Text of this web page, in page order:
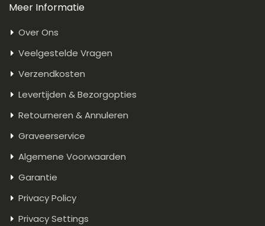
Meer Informatie
Over Ons
Veelgestelde Vragen
Verzendkosten
Levertijden & Bezorgopties
Retourneren & Annuleren
Graveerservice
Algemene Voorwaarden
Garantie
Privacy Policy
Privacy Settings